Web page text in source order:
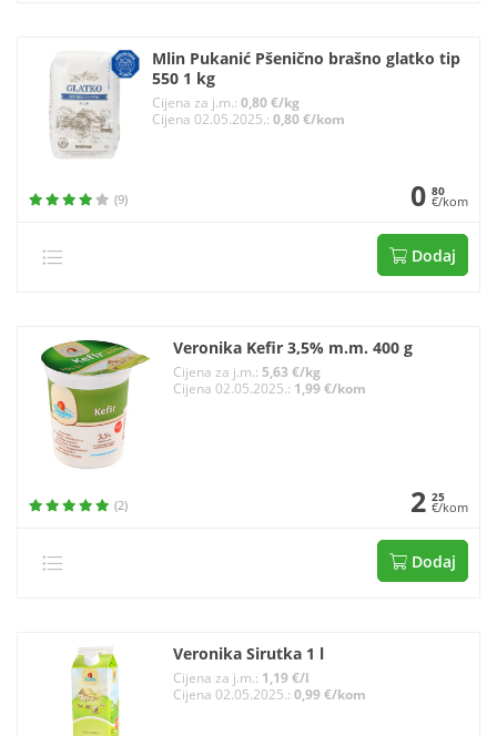
Mlin Pukanić Pšenično brašno glatko tip
550 1 kg
Cijena za j.m.: 0,80 €/kg
Cijena 02.05.2025.: 0,80 €/kom
(9) 0 80
€/kom
Dodaj
Veronika Kefir 3,5% m.m. 400 g
Cijena za j.m.: 5,63 €/kg
Cijena 02.05.2025.: 1,99 €/kom
(2) 2 25
€/kom
Dodaj
Veronika Sirutka 1 l
Cijena za j.m.: 1,19 €/l
Cijena 02.05.2025.: 0,99 €/kom